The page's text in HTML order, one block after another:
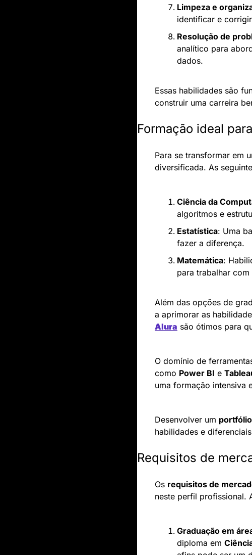
Limpeza e
identificar e
Resolução de
analítico para
dados.
Essas habilidades são
construir uma carreira
Formação ideal
Para se transformar em
diversificada. As
Ciência da
algoritmos e
Estatística: Uma
fazer a diferença.
Matemática:
para trabalhar
Além das opções de
a aprimorar as
Alura são ótimos para
O domínio de
como Power BI e
uma formação intensiva
Desenvolver um portfólio
habilidades e
Requisitos de
Os requisitos de
neste perfil profissional.
Graduação em
diploma em